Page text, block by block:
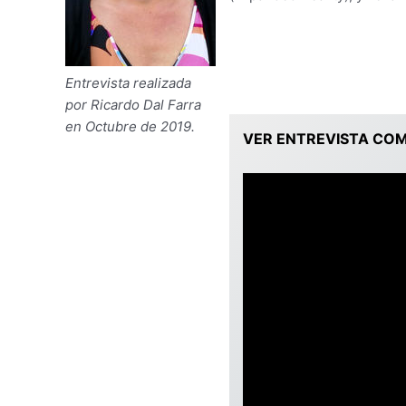
Entrevista realizada
por Ricardo Dal Farra
en Octubre de 2019.
VER ENTREVISTA